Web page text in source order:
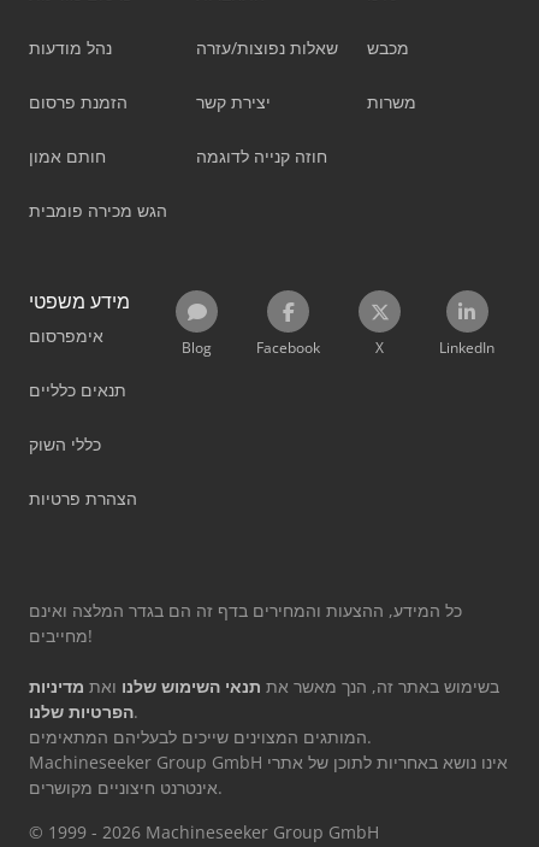
נהל מודעות
הזמנת פרסום
חותם אמון
הגש מכירה פומבית
שאלות נפוצות/עזרה
יצירת קשר
חוזה קנייה לדוגמה
מכבש
משרות
מידע משפטי
אימפרסום
תנאים כלליים
כללי השוק
הצהרת פרטיות
Blog Facebook X LinkedIn
כל המידע, ההצעות והמחירים בדף זה הם בגדר המלצה ואינם
מחייבים!
בשימוש באתר זה, הנך מאשר את תנאי השימוש שלנו ואת מדיניות
הפרטיות שלנו.
המותגים המצוינים שייכים לבעליהם המתאימים.
Machineseeker Group GmbH אינו נושא באחריות לתוכן של אתרי
אינטרנט חיצוניים מקושרים.
© 1999 - 2026 Machineseeker Group GmbH